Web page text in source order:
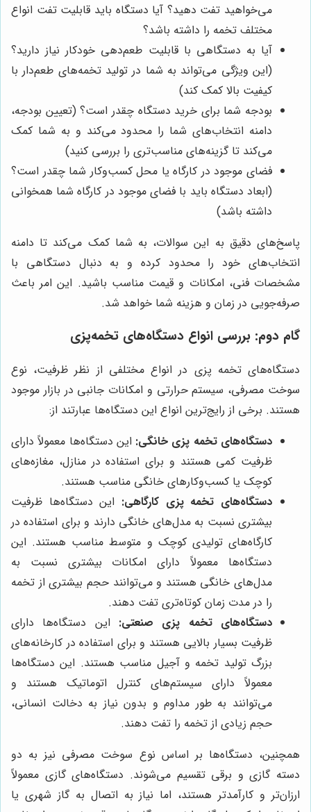
می‌خواهید تفت دهید؟ آیا دستگاه باید قابلیت تفت انواع
مختلف تخمه را داشته باشد؟
آیا به دستگاهی با قابلیت طعم‌دهی خودکار نیاز دارید؟
(این ویژگی می‌تواند به شما در تولید تخمه‌های طعم‌دار با
کیفیت بالا کمک کند)
بودجه شما برای خرید دستگاه چقدر است؟ (تعیین بودجه،
دامنه انتخاب‌های شما را محدود می‌کند و به شما کمک
می‌کند تا گزینه‌های مناسب‌تری را بررسی کنید)
فضای موجود در کارگاه یا محل کسب‌وکار شما چقدر است؟
(ابعاد دستگاه باید با فضای موجود در کارگاه شما همخوانی
داشته باشد)
پاسخ‌های دقیق به این سوالات، به شما کمک می‌کند تا دامنه
انتخاب‌های خود را محدود کرده و به دنبال دستگاهی با
مشخصات فنی، امکانات و قیمت مناسب باشید. این امر باعث
صرفه‌جویی در زمان و هزینه شما خواهد شد.
گام دوم: بررسی انواع دستگاه‌های تخمه‌پزی
دستگاه‌های تخمه پزی در انواع مختلفی از نظر ظرفیت، نوع
سوخت مصرفی، سیستم حرارتی و امکانات جانبی در بازار موجود
هستند. برخی از رایج‌ترین انواع این دستگاه‌ها عبارتند از:
دستگاه‌های تخمه پزی خانگی: این دستگاه‌ها معمولاً دارای
ظرفیت کمی هستند و برای استفاده در منازل، مغازه‌های
کوچک یا کسب‌وکارهای خانگی مناسب هستند.
دستگاه‌های تخمه پزی کارگاهی: این دستگاه‌ها ظرفیت
بیشتری نسبت به مدل‌های خانگی دارند و برای استفاده در
کارگاه‌های تولیدی کوچک و متوسط مناسب هستند. این
دستگاه‌ها معمولاً دارای امکانات بیشتری نسبت به
مدل‌های خانگی هستند و می‌توانند حجم بیشتری از تخمه
را در مدت زمان کوتاه‌تری تفت دهند.
دستگاه‌های تخمه پزی صنعتی: این دستگاه‌ها دارای
ظرفیت بسیار بالایی هستند و برای استفاده در کارخانه‌های
بزرگ تولید تخمه و آجیل مناسب هستند. این دستگاه‌ها
معمولاً دارای سیستم‌های کنترل اتوماتیک هستند و
می‌توانند به طور مداوم و بدون نیاز به دخالت انسانی،
حجم زیادی از تخمه را تفت دهند.
همچنین، دستگاه‌ها بر اساس نوع سوخت مصرفی نیز به دو
دسته گازی و برقی تقسیم می‌شوند. دستگاه‌های گازی معمولاً
ارزان‌تر و کارآمدتر هستند، اما نیاز به اتصال به گاز شهری یا